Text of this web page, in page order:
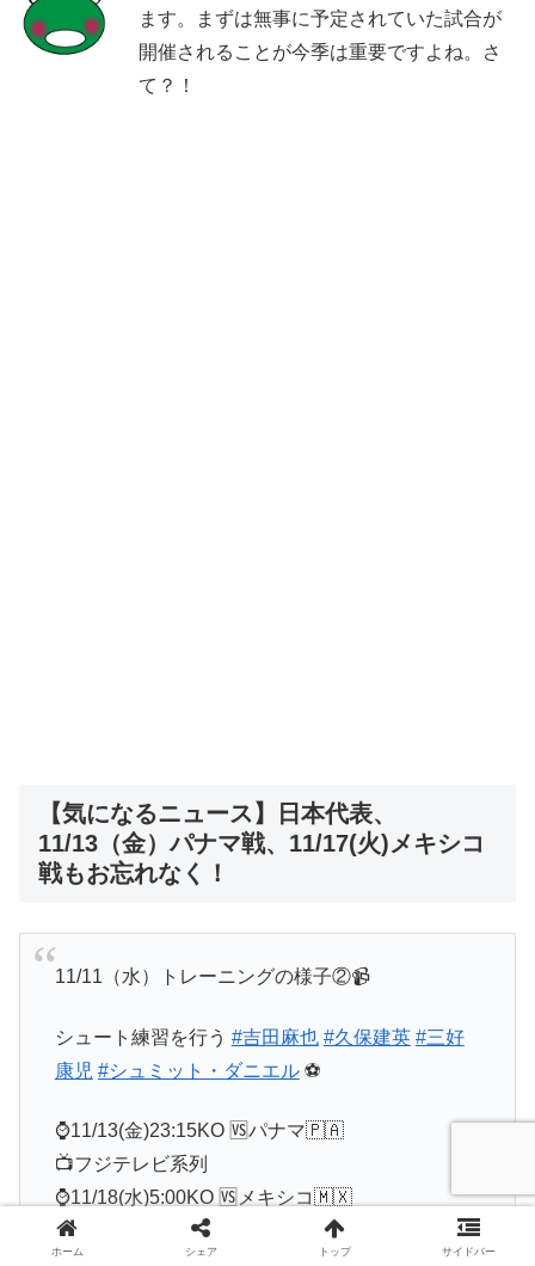
ます。まずは無事に予定されていた試合が
開催されることが今季は重要ですよね。さ
て？！
【気になるニュース】日本代表、
11/13（金）パナマ戦、11/17(火)メキシコ
戦もお忘れなく！
11/11（水）トレーニングの様子②📹
シュート練習を行う #吉田麻也 #久保建英 #三好
康児 #シュミット・ダニエル⚽
⌚11/13(金)23:15KO 🆚パナマ🇵🇦
📺フジテレビ系列
⌚11/18(水)5:00KO 🆚メキシコ🇲🇽
📺NHK BS1
ホーム シェア トップ サイドバー